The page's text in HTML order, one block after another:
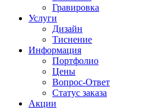
Гравировка
Услуги
Дизайн
Тиснение
Информация
Портфолио
Цены
Вопрос-Ответ
Статус заказа
Акции